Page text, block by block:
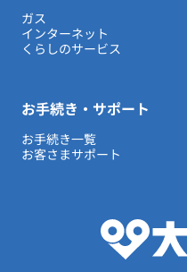
ガス
インターネット
くらしのサービス
お手続き・サポート
お手続き一覧
お客さまサポート